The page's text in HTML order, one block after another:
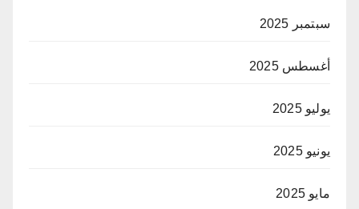
سبتمبر 2025
أغسطس 2025
يوليو 2025
يونيو 2025
مايو 2025